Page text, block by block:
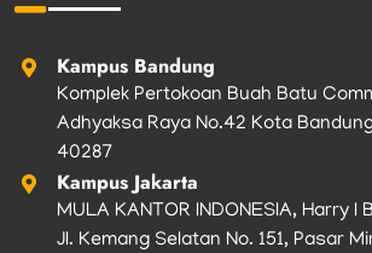
k a
Kampus Bandung
Komplek Pertokoan Buah Batu
Adhyaksa Raya No.42 Kota
40287
Kampus Jakarta
MULA KANTOR INDONESIA, Harry I
Jl. Kemang Selatan No. 151, Pasar